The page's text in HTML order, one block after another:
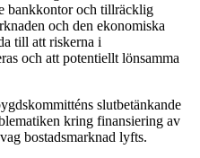
bankkontor och tillräcklig
och den ekonomiska
till att riskerna i
och att potentiellt lönsamma
slutbetänkande
kring finansiering av
bostadsmarknad lyfts.